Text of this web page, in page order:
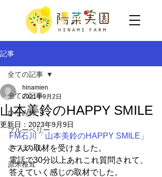
記事
全ての記事
ひなみ柿
ブルーベリー
さつまいも
原木椎茸
全ての記事
山本美鈴のHAPPY SMILE
hinamien
2021年9月2日
更新日： 2023年9月9日
FM石川「山本美鈴のHAPPY SMILE」
さんの取材を受けました。
電話で30分以上あれこれ質問されて、
答えていく感じの取材でした。